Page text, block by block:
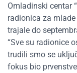
Omladinski centar
radionica za
trajale do
“Sve su radionice
trudili smo se
fokus bio